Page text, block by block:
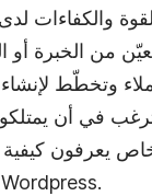
من الخبرة أو
وتخطّط
أو كيفية إضافة إضافات Wordpress.